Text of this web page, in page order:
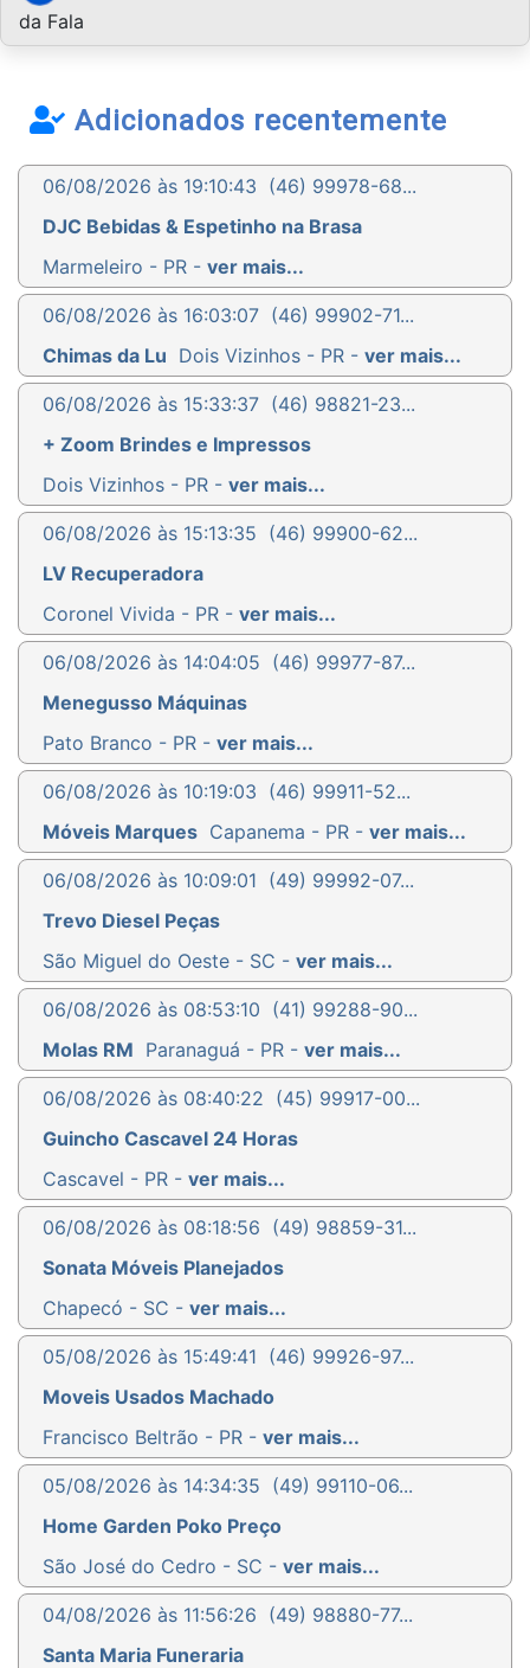
da Fala
Adicionados recentemente
06/08/2026 às 19:10:43 (46) 99978-68...
DJC Bebidas & Espetinho na Brasa
Marmeleiro - PR - ver mais...
06/08/2026 às 16:03:07 (46) 99902-71...
Chimas da Lu Dois Vizinhos - PR - ver mais...
06/08/2026 às 15:33:37 (46) 98821-23...
+ Zoom Brindes e Impressos
Dois Vizinhos - PR - ver mais...
06/08/2026 às 15:13:35 (46) 99900-62...
LV Recuperadora
Coronel Vivida - PR - ver mais...
06/08/2026 às 14:04:05 (46) 99977-87...
Menegusso Máquinas
Pato Branco - PR - ver mais...
06/08/2026 às 10:19:03 (46) 99911-52...
Móveis Marques Capanema - PR - ver mais...
06/08/2026 às 10:09:01 (49) 99992-07...
Trevo Diesel Peças
São Miguel do Oeste - SC - ver mais...
06/08/2026 às 08:53:10 (41) 99288-90...
Molas RM Paranaguá - PR - ver mais...
06/08/2026 às 08:40:22 (45) 99917-00...
Guincho Cascavel 24 Horas
Cascavel - PR - ver mais...
06/08/2026 às 08:18:56 (49) 98859-31...
Sonata Móveis Planejados
Chapecó - SC - ver mais...
05/08/2026 às 15:49:41 (46) 99926-97...
Moveis Usados Machado
Francisco Beltrão - PR - ver mais...
05/08/2026 às 14:34:35 (49) 99110-06...
Home Garden Poko Preço
São José do Cedro - SC - ver mais...
04/08/2026 às 11:56:26 (49) 98880-77...
Santa Maria Funeraria